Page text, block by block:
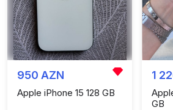
950 AZN
Apple iPhone 15 128 GB
1
GB